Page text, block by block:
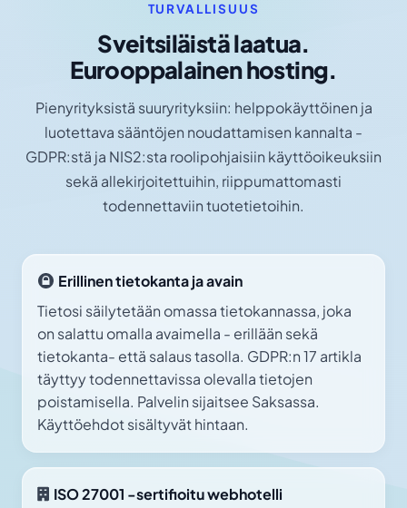
TURVALLISUUS
Sveitsiläistä laatua.
Eurooppalainen hosting.
Pienyrityksistä suuryrityksiin: helppokäyttöinen ja
luotettava sääntöjen noudattamisen kannalta -
GDPR:stä ja NIS2:sta roolipohjaisiin käyttöoikeuksiin
sekä allekirjoitettuihin, riippumattomasti
todennettaviin tuotetietoihin.
Erillinen tietokanta ja avain
Tietosi säilytetään omassa tietokannassa, joka
on salattu omalla avaimella - erillään sekä
tietokanta- että salaus tasolla. GDPR:n 17 artikla
täyttyy todennettavissa olevalla tietojen
poistamisella. Palvelin sijaitsee Saksassa.
Käyttöehdot sisältyvät hintaan.
ISO 27001 -sertifioitu webhotelli